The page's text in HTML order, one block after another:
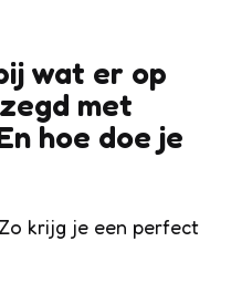
wat er op
met
hoe doe je
krijg je een perfect